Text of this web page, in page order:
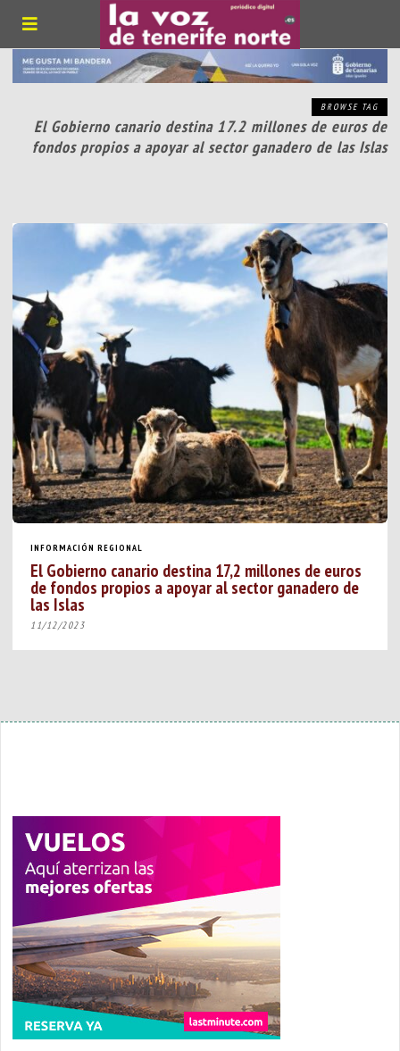
BROWSE TAG
El Gobierno canario destina 17.2 millones de euros de
fondos propios a apoyar al sector ganadero de las Islas
INFORMACIÓN REGIONAL
El Gobierno canario destina 17,2 millones de euros
de fondos propios a apoyar al sector ganadero de
las Islas
11/12/2023